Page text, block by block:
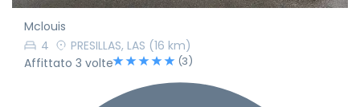
Mclouis
4
PRESILLAS, LAS (16 km)
Affittato 3 volte
(3)